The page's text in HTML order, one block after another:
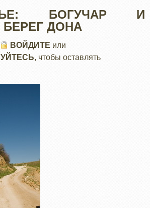
БОГУЧАР И
ДОНА
ВОЙДИТЕ или
, чтобы оставлять